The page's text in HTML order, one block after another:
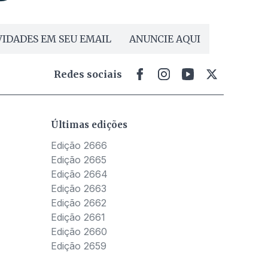
EM SEU EMAIL ANUNCIE AQUI
Redes sociais
Últimas edições
Edição 2666
Edição 2665
Edição 2664
Edição 2663
Edição 2662
Edição 2661
Edição 2660
Edição 2659